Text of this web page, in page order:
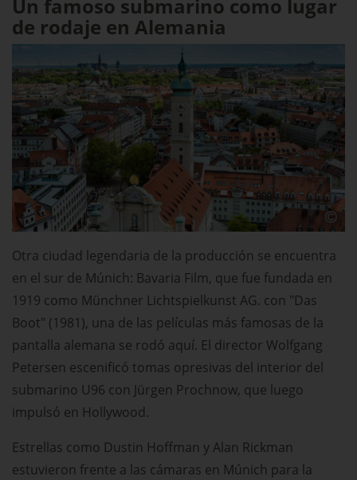
Un famoso submarino como lugar
de rodaje en Alemania
Otra ciudad legendaria de la producción se encuentra
en el sur de Múnich: Bavaria Film, que fue fundada en
1919 como Münchner Lichtspielkunst AG. con "Das
Boot" (1981), una de las películas más famosas de la
pantalla alemana se rodó aquí. El director Wolfgang
Petersen escenificó tomas opresivas del interior del
submarino U96 con Jürgen Prochnow, que luego
impulsó en Hollywood.
Estrellas como Dustin Hoffman y Alan Rickman
estuvieron frente a las cámaras en Múnich para la